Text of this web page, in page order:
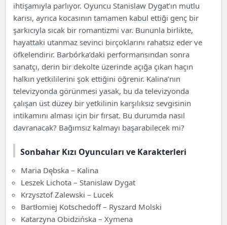
ihtişamıyla parlıyor. Oyuncu Stanislaw Dygat’ın mutlu
karısı, ayrıca kocasının tamamen kabul ettiği genç bir
şarkıcıyla sıcak bir romantizmi var. Bununla birlikte,
hayattaki utanmaz sevinci birçoklarını rahatsız eder ve
öfkelendirir. Barbórka’daki performansından sonra
sanatçı, derin bir dekolte üzerinde açığa çıkan haçın
halkın yetkililerini şok ettiğini öğrenir. Kalina’nın
televizyonda görünmesi yasak, bu da televizyonda
çalışan üst düzey bir yetkilinin karşılıksız sevgisinin
intikamını alması için bir fırsat. Bu durumda nasıl
davranacak? Bağımsız kalmayı başarabilecek mi?
Sonbahar Kızı Oyuncuları ve Karakterleri
Maria Dębska – Kalina
Leszek Lichota – Stanislaw Dygat
Krzysztof Zalewski – Lucek
Bartłomiej Kotschedoff – Ryszard Molski
Katarzyna Obidzińska – Xymena